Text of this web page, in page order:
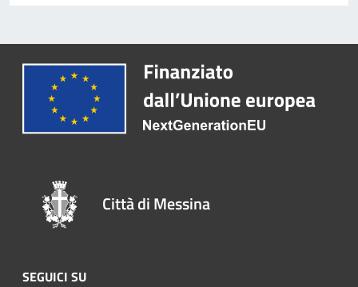
Città di Messina
SEGUICI SU